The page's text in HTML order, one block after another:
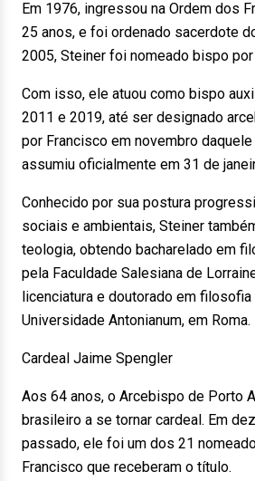
Em 1976, ingressou na Ordem dos
25 anos, e foi ordenado sacerdote
2005, Steiner foi nomeado bispo por
Com isso, ele atuou como bispo
2011 e 2019, até ser designado
por Francisco em novembro
assumiu oficialmente em 31 de
Conhecido por sua postura
sociais e ambientais, Steiner
teologia, obtendo bacharelado em
pela Faculdade Salesiana de
licenciatura e doutorado em
Universidade Antonianum, em Roma.
Cardeal Jaime Spengler
Aos 64 anos, o Arcebispo de Porto
brasileiro a se tornar cardeal. Em
passado, ele foi um dos 21
Francisco que receberam o título.